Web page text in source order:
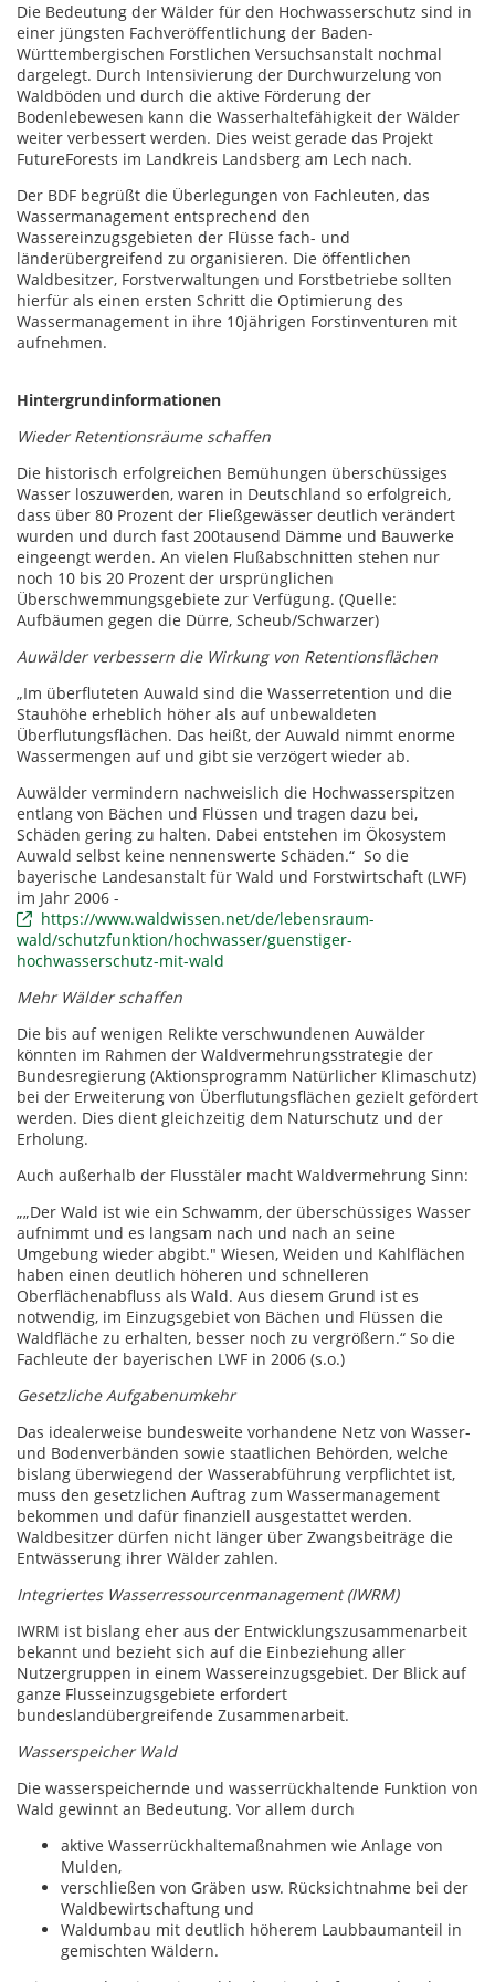
Die Bedeutung der Wälder für den Hochwasserschutz sind in
einer jüngsten Fachveröffentlichung der Baden-
Württembergischen Forstlichen Versuchsanstalt nochmal
dargelegt. Durch Intensivierung der Durchwurzelung von
Waldböden und durch die aktive Förderung der
Bodenlebewesen kann die Wasserhaltefähigkeit der Wälder
weiter verbessert werden. Dies weist gerade das Projekt
FutureForests im Landkreis Landsberg am Lech nach.
Der BDF begrüßt die Überlegungen von Fachleuten, das
Wassermanagement entsprechend den
Wassereinzugsgebieten der Flüsse fach- und
länderübergreifend zu organisieren. Die öffentlichen
Waldbesitzer, Forstverwaltungen und Forstbetriebe sollten
hierfür als einen ersten Schritt die Optimierung des
Wassermanagement in ihre 10jährigen Forstinventuren mit
aufnehmen.
Hintergrundinformationen
Wieder Retentionsräume schaffen
Die historisch erfolgreichen Bemühungen überschüssiges
Wasser loszuwerden, waren in Deutschland so erfolgreich,
dass über 80 Prozent der Fließgewässer deutlich verändert
wurden und durch fast 200tausend Dämme und Bauwerke
eingeengt werden. An vielen Flußabschnitten stehen nur
noch 10 bis 20 Prozent der ursprünglichen
Überschwemmungsgebiete zur Verfügung. (Quelle:
Aufbäumen gegen die Dürre, Scheub/Schwarzer)
Auwälder verbessern die Wirkung von Retentionsflächen
„Im überfluteten Auwald sind die Wasserretention und die
Stauhöhe erheblich höher als auf unbewaldeten
Überflutungsflächen. Das heißt, der Auwald nimmt enorme
Wassermengen auf und gibt sie verzögert wieder ab.
Auwälder vermindern nachweislich die Hochwasserspitzen
entlang von Bächen und Flüssen und tragen dazu bei,
Schäden gering zu halten. Dabei entstehen im Ökosystem
Auwald selbst keine nennenswerte Schäden.“ So die
bayerische Landesanstalt für Wald und Forstwirtschaft (LWF)
im Jahr 2006 -
https://www.waldwissen.net/de/lebensraum-
wald/schutzfunktion/hochwasser/guenstiger-
hochwasserschutz-mit-wald
Mehr Wälder schaffen
Die bis auf wenigen Relikte verschwundenen Auwälder
könnten im Rahmen der Waldvermehrungsstrategie der
Bundesregierung (Aktionsprogramm Natürlicher Klimaschutz)
bei der Erweiterung von Überflutungsflächen gezielt gefördert
werden. Dies dient gleichzeitig dem Naturschutz und der
Erholung.
Auch außerhalb der Flusstäler macht Waldvermehrung Sinn:
„„Der Wald ist wie ein Schwamm, der überschüssiges Wasser
aufnimmt und es langsam nach und nach an seine
Umgebung wieder abgibt." Wiesen, Weiden und Kahlflächen
haben einen deutlich höheren und schnelleren
Oberflächenabfluss als Wald. Aus diesem Grund ist es
notwendig, im Einzugsgebiet von Bächen und Flüssen die
Waldfläche zu erhalten, besser noch zu vergrößern.“ So die
Fachleute der bayerischen LWF in 2006 (s.o.)
Gesetzliche Aufgabenumkehr
Das idealerweise bundesweite vorhandene Netz von Wasser-
und Bodenverbänden sowie staatlichen Behörden, welche
bislang überwiegend der Wasserabführung verpflichtet ist,
muss den gesetzlichen Auftrag zum Wassermanagement
bekommen und dafür finanziell ausgestattet werden.
Waldbesitzer dürfen nicht länger über Zwangsbeiträge die
Entwässerung ihrer Wälder zahlen.
Integriertes Wasserressourcenmanagement (IWRM)
IWRM ist bislang eher aus der Entwicklungszusammenarbeit
bekannt und bezieht sich auf die Einbeziehung aller
Nutzergruppen in einem Wassereinzugsgebiet. Der Blick auf
ganze Flusseinzugsgebiete erfordert
bundeslandübergreifende Zusammenarbeit.
Wasserspeicher Wald
Die wasserspeichernde und wasserrückhaltende Funktion von
Wald gewinnt an Bedeutung. Vor allem durch
aktive Wasserrückhaltemaßnahmen wie Anlage von
Mulden,
verschließen von Gräben usw. Rücksichtnahme bei der
Waldbewirtschaftung und
Waldumbau mit deutlich höherem Laubbaumanteil in
gemischten Wäldern.